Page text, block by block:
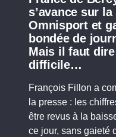
s’avance sur
Omnisport et
bondée de
Mais il faut
difficile…
François Fillon a
la presse : les
être revus à la
ce jour, sans gaieté